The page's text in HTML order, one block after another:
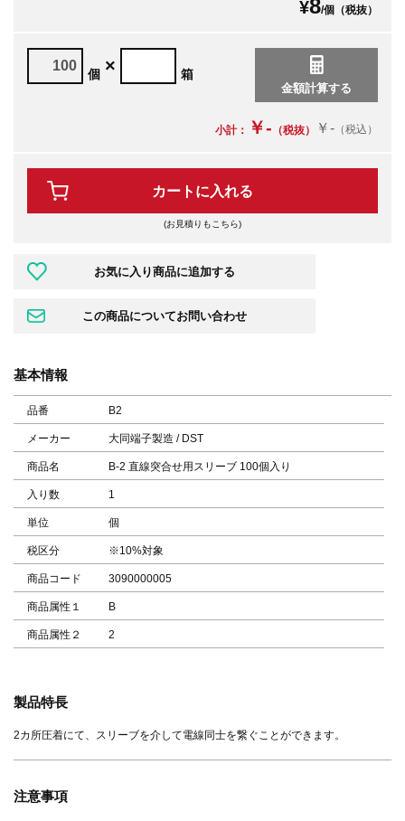
¥8/個（税抜）
個 × 箱
小計： ￥- （税抜） ￥- （税込）
カートに入れる
(お見積りもこちら)
基本情報
品番 B2
メーカー 大同端子製造 / DST
商品名 B-2 直線突合せ用スリーブ 100個入り
入り数 1
単位 個
税区分 ※10%対象
商品コード 3090000005
商品属性１ B
商品属性２ 2
製品特長
2カ所圧着にて、スリーブを介して電線同士を繋ぐことができます。
注意事項